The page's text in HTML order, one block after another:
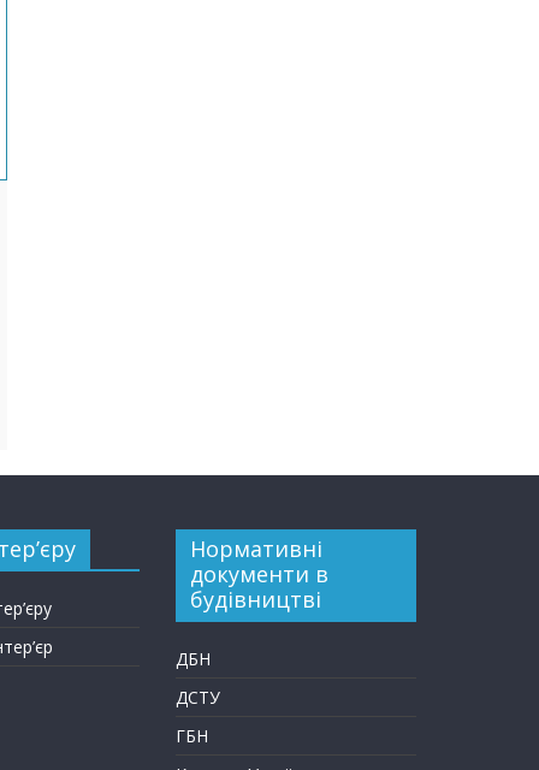
Нормативні
документи в
будівництві
ДБН
ДСТУ
ГБН